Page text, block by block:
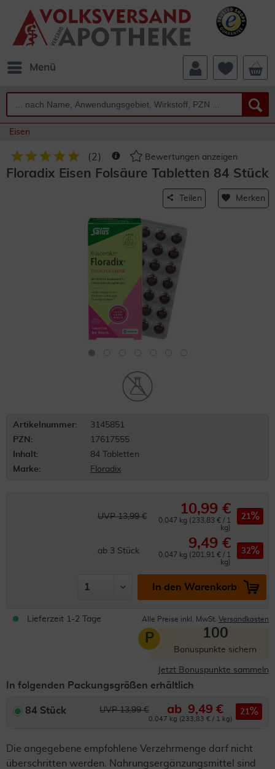
Menü
Eisen
(2 ) Bewertungen anzeigen
Floradix Eisen Folsäure Tabletten 84 Stück
Teilen Merken
Artikelnummer:
3145851
PZN:
17617555
Inhalt:
84 Tabletten
Marke:
Floradix
UVP 13,99 € 10,99 €
0.047 kg (233,83 € / 1
kg)
21
ab 3 Stück 9,49 €
0.047 kg (201,91 € / 1
kg)
32
In den Warenkorb
Lieferzeit 1-2 Tage Alle Preise inkl. MwSt. Versandkosten
P 100
Bonuspunkte sichern
Jetzt Bonuspunkte sammeln
In folgenden Packungsgrößen erhältlich
84 Stück UVP 13,99 € ab 9,49 €
0.047 kg (233,83 € / 1 kg)
21
Die angegebene empfohlene Verzehrmenge darf nicht
überschritten werden. Nahrungsergänzungsmittel sind